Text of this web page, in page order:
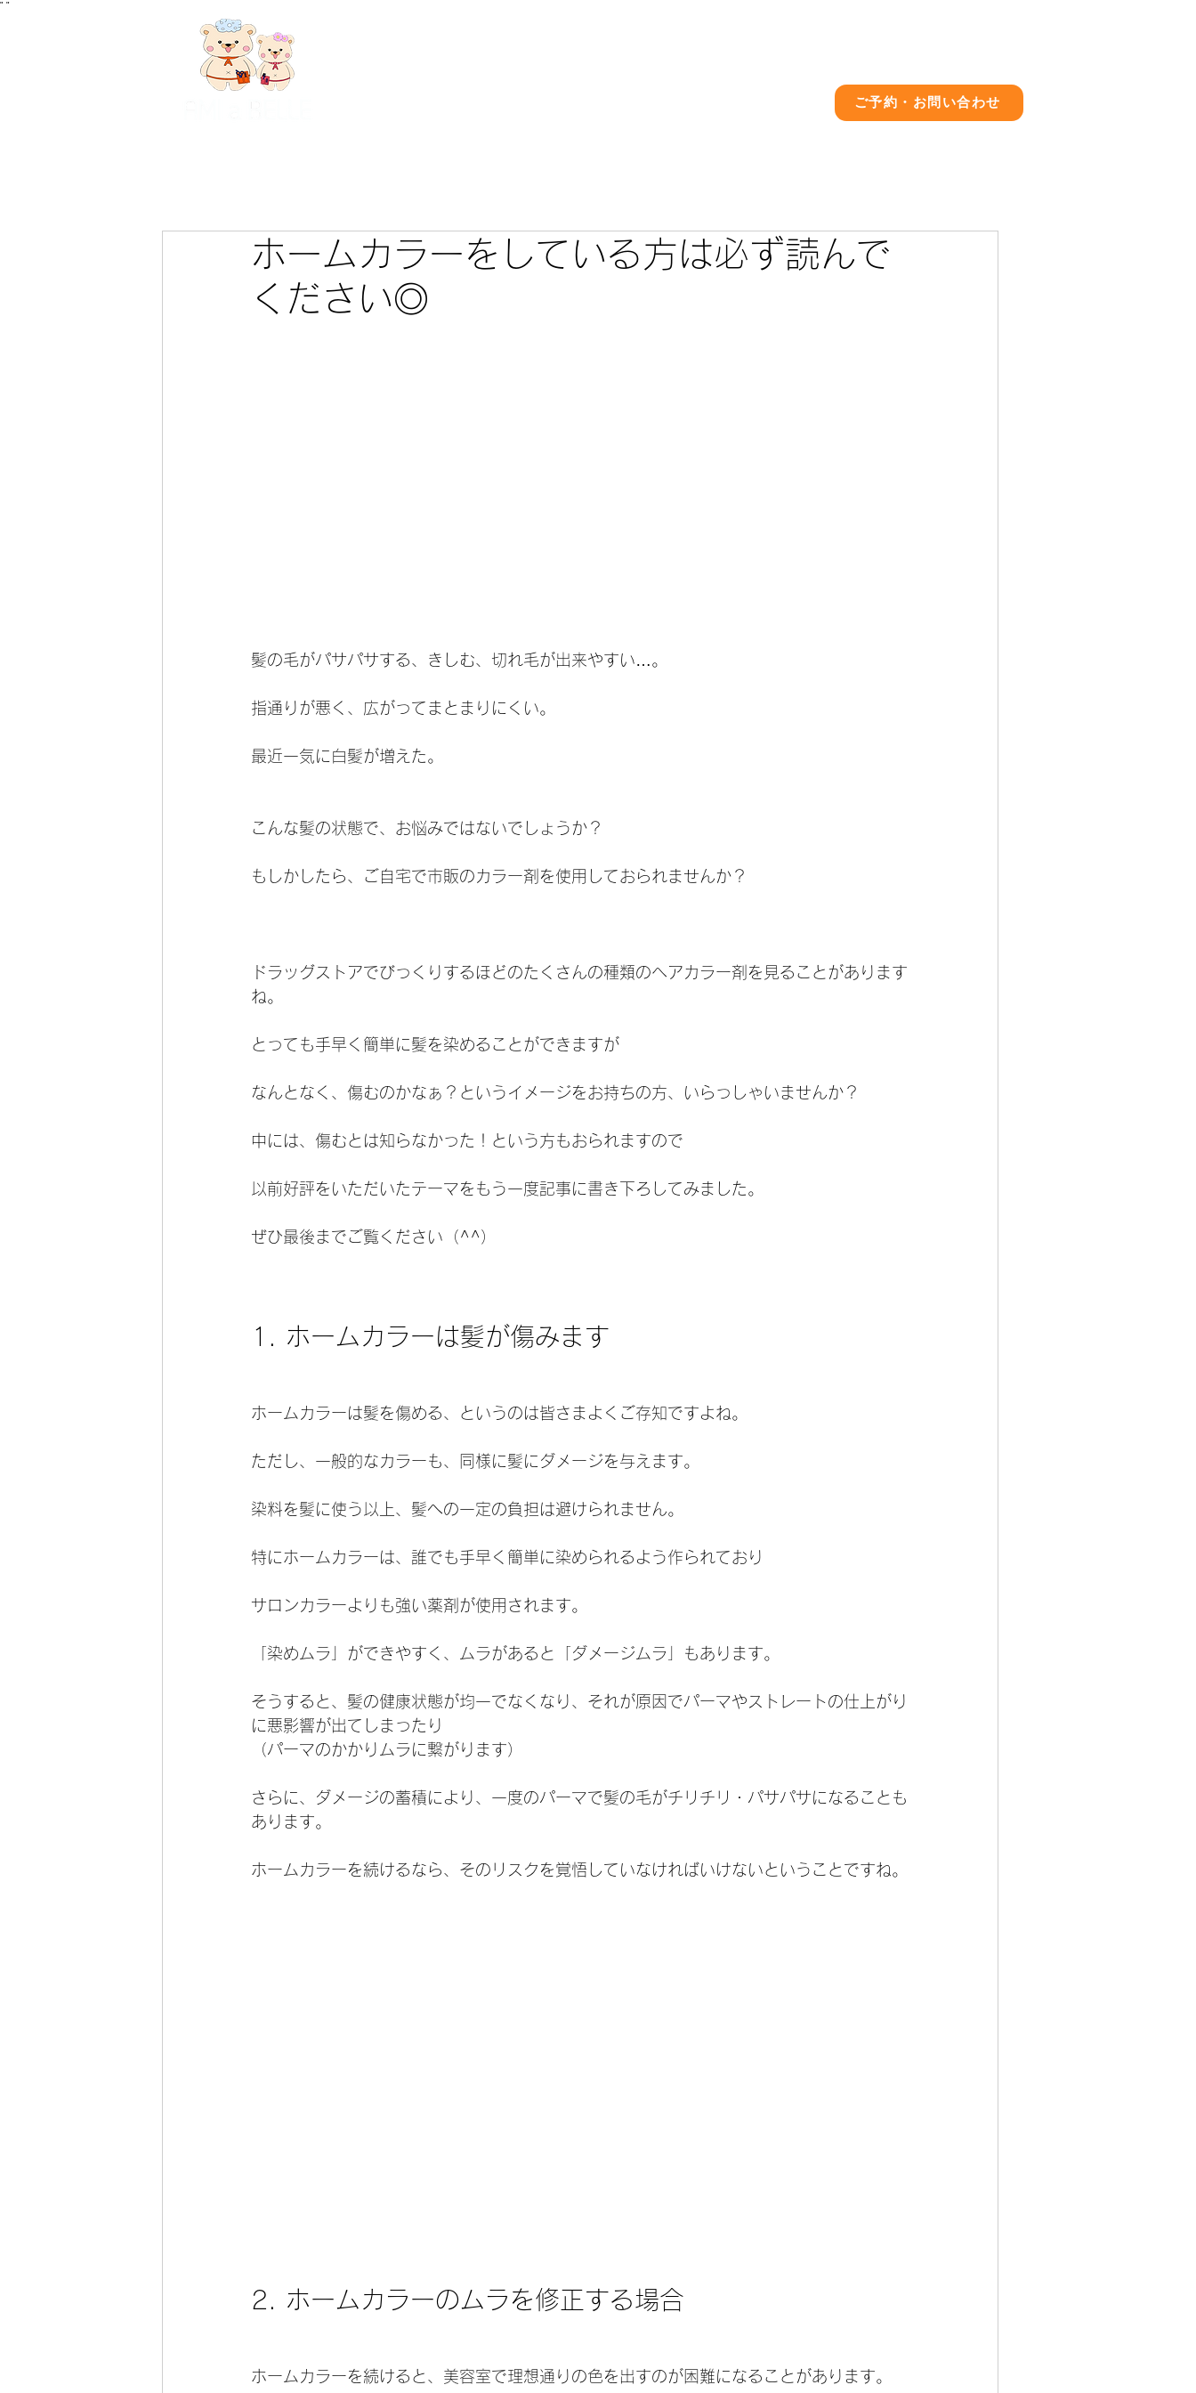
" "
ご予約・お問い合わせ
ホームカラーをしている方は必ず読んで
ください◎
髪の毛がパサパサする、きしむ、切れ毛が出来やすい…。
指通りが悪く、広がってまとまりにくい。
最近一気に白髪が増えた。
こんな髪の状態で、お悩みではないでしょうか？
もしかしたら、ご自宅で市販のカラー剤を使用しておられませんか？
ドラッグストアでびっくりするほどのたくさんの種類のヘアカラー剤を見ることがあります
ね。
とっても手早く簡単に髪を染めることができますが
なんとなく、傷むのかなぁ？というイメージをお持ちの方、いらっしゃいませんか？
中には、傷むとは知らなかった！という方もおられますので
以前好評をいただいたテーマをもう一度記事に書き下ろしてみました。
ぜひ最後までご覧ください（^^）
1. ホームカラーは髪が傷みます
ホームカラーは髪を傷める、というのは皆さまよくご存知ですよね。
ただし、一般的なカラーも、同様に髪にダメージを与えます。
染料を髪に使う以上、髪への一定の負担は避けられません。
特にホームカラーは、誰でも手早く簡単に染められるよう作られており
サロンカラーよりも強い薬剤が使用されます。
「染めムラ」ができやすく、ムラがあると「ダメージムラ」もあります。
そうすると、髪の健康状態が均一でなくなり、それが原因でパーマやストレートの仕上がり
に悪影響が出てしまったり
（パーマのかかりムラに繋がります）
さらに、ダメージの蓄積により、一度のパーマで髪の毛がチリチリ・パサパサになることも
あります。
ホームカラーを続けるなら、そのリスクを覚悟していなければいけないということですね。
2. ホームカラーのムラを修正する場合
ホームカラーを続けると、美容室で理想通りの色を出すのが困難になることがあります。